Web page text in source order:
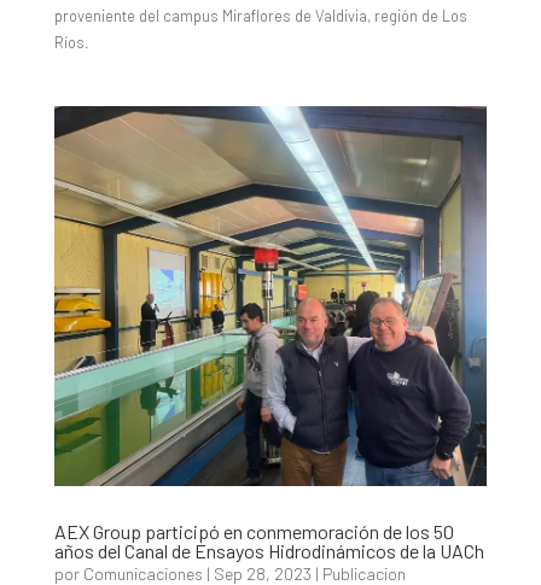
proveniente del campus Miraflores de Valdivia, región de Los
Ríos.
AEX Group participó en conmemoración de los 50
años del Canal de Ensayos Hidrodinámicos de la UACh
por Comunicaciones | Sep 28, 2023 | Publicacion